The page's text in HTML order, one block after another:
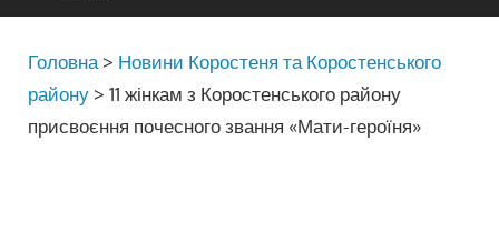
Головна > Новини Коростеня та Коростенського
району >11 жінкам з Коростенського району
присвоєння почесного звання «Мати-героїня»